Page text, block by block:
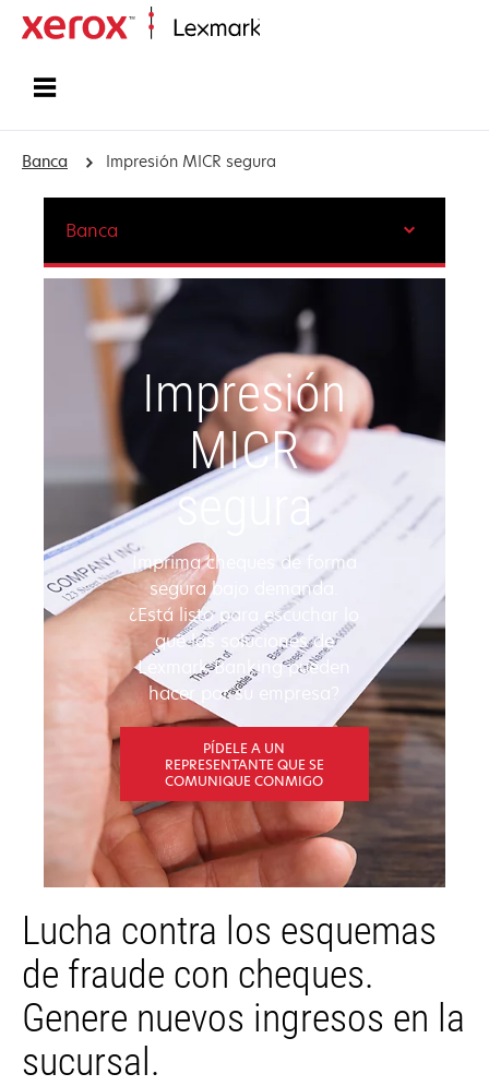
Banca Impresión MICR segura
Impresión
MICR
segura
Imprima cheques de forma
segura bajo demanda.
¿Está listo para escuchar lo
que las soluciones de
Lexmark Banking pueden
hacer por su empresa?
PÍDELE A UN
REPRESENTANTE QUE SE
COMUNIQUE CONMIGO
Banca
Lucha contra los esquemas
de fraude con cheques.
Genere nuevos ingresos en la
sucursal.